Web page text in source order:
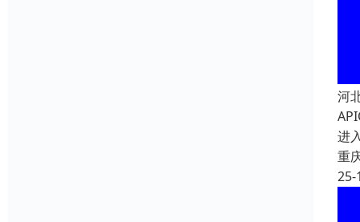
河
进
重
25-